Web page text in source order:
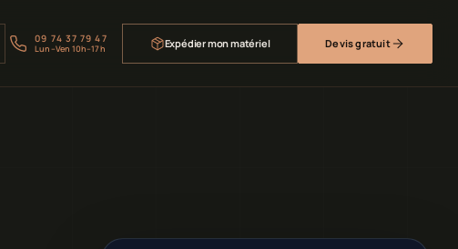
09 74 37 79 47
Lun–Ven 10h–17h Expédier mon matériel Devis gratuit